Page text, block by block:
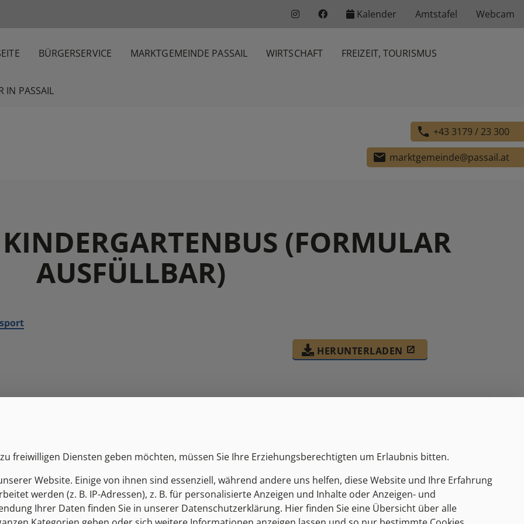
Kalender Amtstafel Webcam
BÜRGERSERVICE MARKTGEMEINDE PASSAIL WIRTSCHAFT FREIZEIT, TOURISMUS
IN PASSAIL
phone +43 3179 / 23 300
email marktgemeinde@passail.at
(FORMULAR
AUSFÜLLBAR)
HERUNTERLADEN
Bauamt/Parteienverkehr
MO 08:00-12:00 / 14:00-18:00
Amtszeiten
MO 08:00-12:00 / 14:00-18:00
freiwilligen Diensten geben möchten, müssen Sie Ihre Erziehungsberechtigten um Erlaubnis bitten.
Website. Einige von ihnen sind essenziell, während andere uns helfen, diese Website und Ihre Erfahrung
werden (z. B. IP-Adressen), z. B. für personalisierte Anzeigen und Inhalte oder Anzeigen- und
Ihrer Daten finden Sie in unserer Datenschutzerklärung. Hier finden Sie eine Übersicht über alle